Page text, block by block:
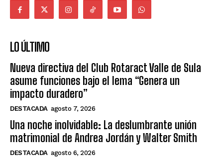
LO ÚLTIMO
Nueva directiva del Club Rotaract Valle de Sula
asume funciones bajo el lema “Genera un
impacto duradero”
DESTACADA agosto 7, 2026
Una noche inolvidable: La deslumbrante unión
matrimonial de Andrea Jordán y Walter Smith
DESTACADA agosto 6, 2026